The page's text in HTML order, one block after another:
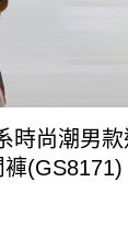
時尚潮男
(GS8171)